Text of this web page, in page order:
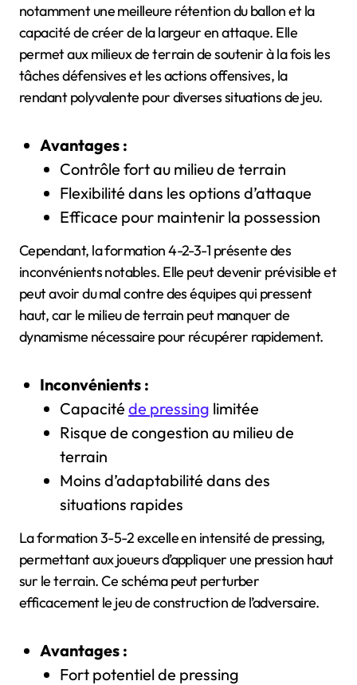
notamment une meilleure rétention du ballon et la
capacité de créer de la largeur en attaque. Elle
permet aux milieux de terrain de soutenir à la fois les
tâches défensives et les actions offensives, la
rendant polyvalente pour diverses situations de jeu.
Avantages :
Contrôle fort au milieu de terrain
Flexibilité dans les options d’attaque
Efficace pour maintenir la possession
Cependant, la formation 4-2-3-1 présente des
inconvénients notables. Elle peut devenir prévisible et
peut avoir du mal contre des équipes qui pressent
haut, car le milieu de terrain peut manquer de
dynamisme nécessaire pour récupérer rapidement.
Inconvénients :
Capacitéde pressing limitée
Risque de congestion au milieu de
terrain
Moins d’adaptabilité dans des
situations rapides
La formation 3-5-2 excelle en intensité de pressing,
permettant aux joueurs d’appliquer une pression haut
sur le terrain. Ce schéma peut perturber
efficacement le jeu de construction de l’adversaire.
Avantages :
Fort potentiel de pressing